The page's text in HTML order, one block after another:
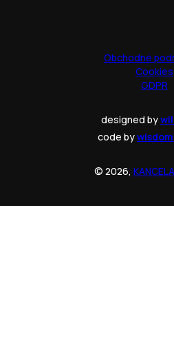
Obchodné
Cookies
GDPR
designed by
code by
© 2026,